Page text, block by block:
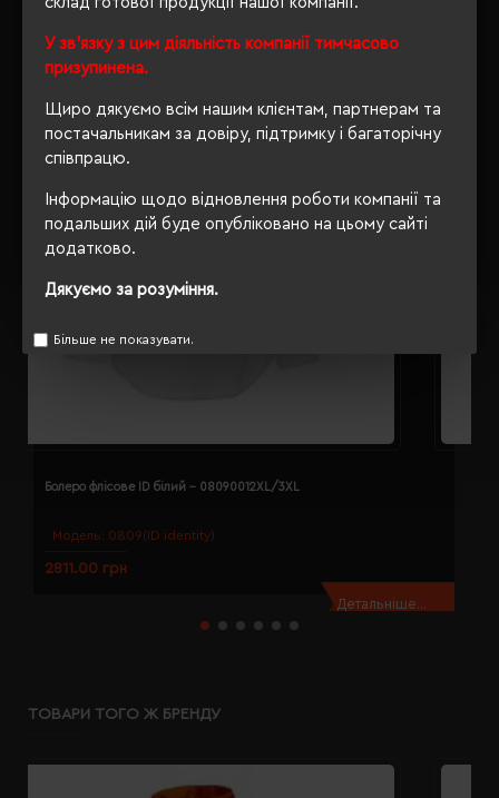
У зв'язку з цим діяльність компанії тимчасово
призупинена.
Щиро дякуємо всім нашим клієнтам, партнерам та
постачальникам за довіру, підтримку і багаторічну
співпрацю.
Інформацію щодо відновлення роботи компанії та
подальших дій буде опубліковано на цьому сайті
додатково.
Дякуємо за розуміння.
Більше не показувати.
Модель: 0809(ID identity)
Болеро флісове ID білий - 08090012XL/3XL
2811.00 грн
Детальніше...
ТОВАРИ ТОГО Ж БРЕНДУ